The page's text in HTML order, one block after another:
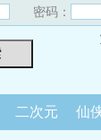
密码：
二次元 仙